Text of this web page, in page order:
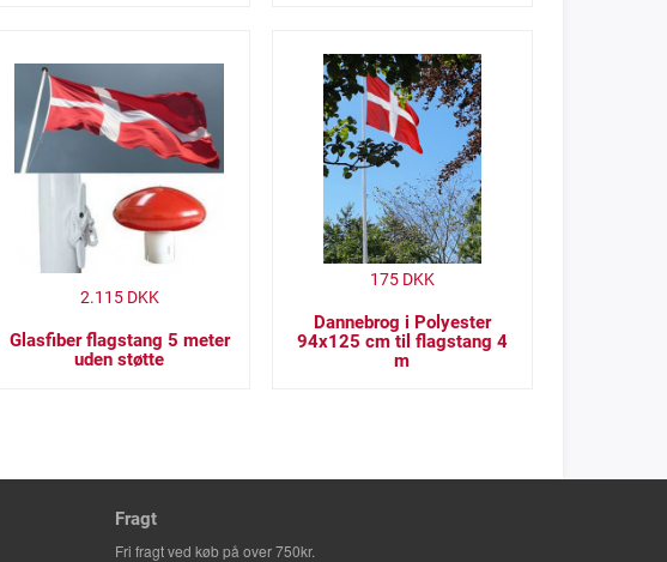
Glasfiber flagstang 5 meter
uden støtte
2.115DKK
Dannebrog i Polyester
94x125 cm til flagstang 4
m
175DKK
Fragt
Fri fragt ved køb på over 750kr.